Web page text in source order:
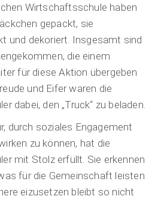
Wirtschaftsschule haben
gepackt, sie
und dekoriert. Insgesamt sind
die einem
für diese Aktion übergeben
und Eifer waren die
dabei, den „Truck“ zu beladen.
durch soziales Engagement
zu können, hat die
mit Stolz erfüllt. Sie erkennen
für die Gemeinschaft leisten
eizusetzen bleibt so nicht